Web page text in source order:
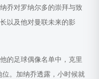
乔对罗纳尔多的崇拜与致
以及他对曼联未来的影
的足球偶像名单中，克里
位。加纳乔透露，小时候就